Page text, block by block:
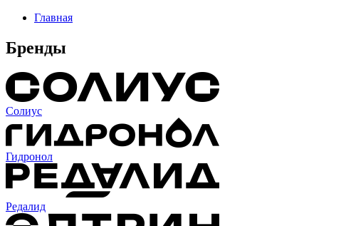
Главная
Бренды
Солиус
Гидронол
Редалид